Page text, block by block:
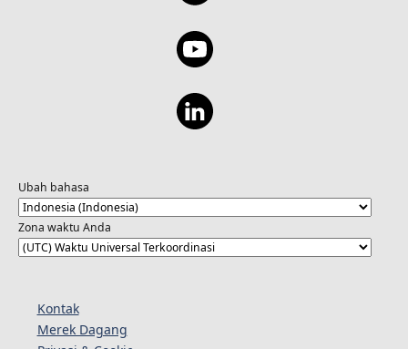
Ubah bahasa
Zona waktu Anda
Kontak
Merek Dagang